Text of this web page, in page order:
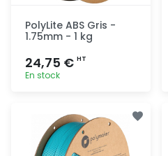
PolyLite ABS Gris -
1.75mm - 1 kg
24,75 € HT
En stock
rapide